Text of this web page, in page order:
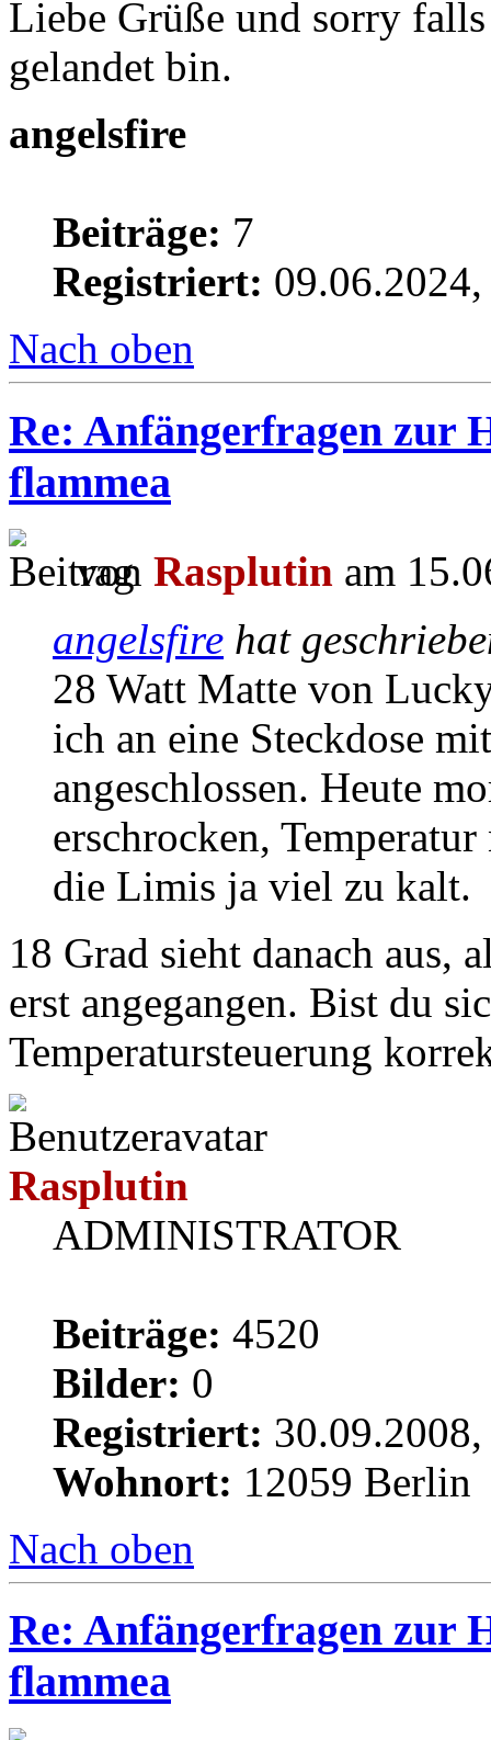
Liebe Grüße und sorry
gelandet bin.
angelsfire
Beiträge: 7
Registriert:
Nach oben
Re: Anfängerfragen zur
flammea
von Rasplutin am
angelsfire hat
28 Watt Matte von
ich an eine Steckdose
angeschlossen. Heute
erschrocken,
die Limis ja viel zu kalt.
18 Grad sieht danach aus,
erst angegangen. Bist du
Temperatursteuerung
Rasplutin
ADMINISTRATOR
Beiträge: 4520
Bilder: 0
Registriert:
Wohnort: 12059 Berlin
Nach oben
Re: Anfängerfragen zur
flammea